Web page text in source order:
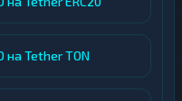
Tether TON